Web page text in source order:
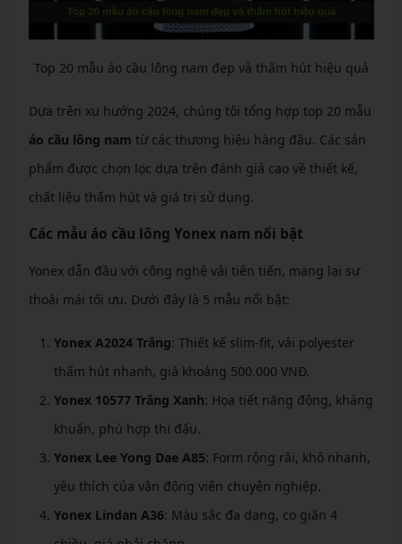
Top 20 mẫu áo cầu lông nam đẹp và thấm hút hiệu quả
Dựa trên xu hướng 2024, chúng tôi tổng hợp top 20 mẫu
áo cầu lông nam từ các thương hiệu hàng đầu. Các sản
phẩm được chọn lọc dựa trên đánh giá cao về thiết kế,
chất liệu thấm hút và giá trị sử dụng.
Các mẫu áo cầu lông Yonex nam nổi bật
Yonex dẫn đầu với công nghệ vải tiên tiến, mang lại sự
thoải mái tối ưu. Dưới đây là 5 mẫu nổi bật:
Yonex A2024 Trắng: Thiết kế slim-fit, vải polyester
thấm hút nhanh, giá khoảng 500.000 VNĐ.
Yonex 10577 Trắng Xanh: Họa tiết năng động, kháng
khuẩn, phù hợp thi đấu.
Yonex Lee Yong Dae A85: Form rộng rãi, khô nhanh,
yêu thích của vận động viên chuyên nghiệp.
Yonex Lindan A36: Màu sắc đa dạng, co giãn 4